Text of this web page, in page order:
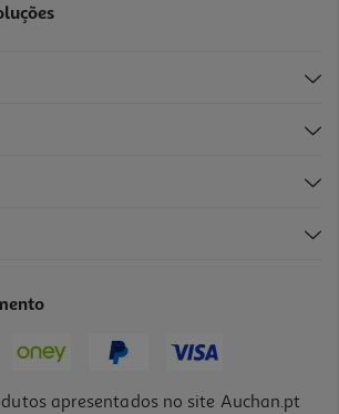
apresentados no site Auchan.pt